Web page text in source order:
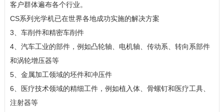
客户群体遍布各个行业。
CS系列光学机已在世界各地成功实施的解决方案
3、车削件和精密车削件
4、汽车工业的部件，例如凸轮轴、电机轴、传动系、转向系部件
和涡轮增压器等
5、金属加工领域的坯件和冲压件
6、医疗技术领域的精细工件，例如植入体、骨螺钉和医疗工具、
注射器等